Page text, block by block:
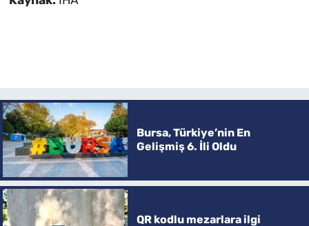
Bursa, Türkiye’nin En
Gelişmiş 6. İli Oldu
QR kodlu mezarlara ilgi